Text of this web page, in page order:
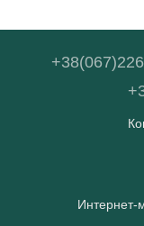
Интернет-